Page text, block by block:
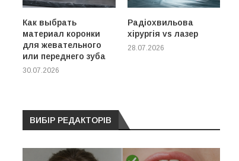
Как выбрать
материал коронки
для жевательного
или переднего зуба
30.07.2026
Радіохвильова
хірургія vs лазер
28.07.2026
ВИБІР РЕДАКТОРІВ